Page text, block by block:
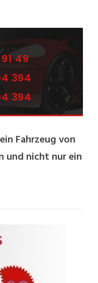
49
394
394
Fahrzeug von
und nicht nur ein